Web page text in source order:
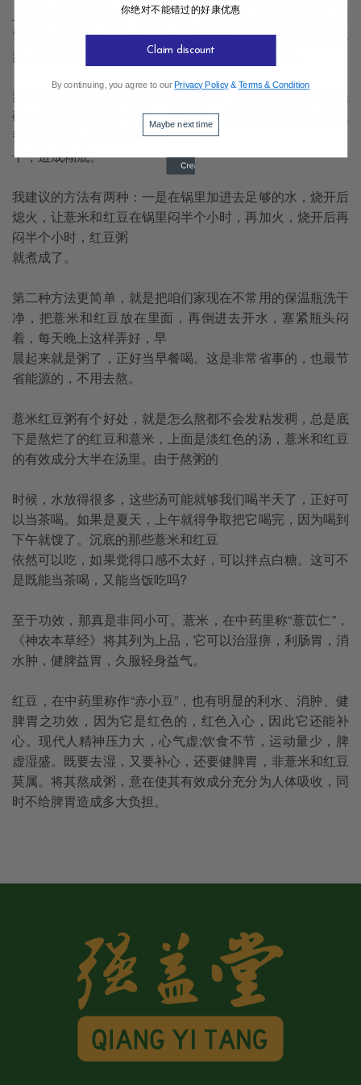
且能解决大问题的。一是薏米，一是红豆。这两种东西，不
需按什么比例，每次一样抓一把，洗干净后放在锅里面加水
熬。熬好后就是去湿健脾的佳品——薏米红豆粥了。
熬薏米红豆粥是有很多技巧和讲究的。薏米很硬，红豆也很
硬，如果放在锅里一直熬，大概熬一个多小时还不烂，很浪
费火或者电，而且搞不好还会把水烧
干，造成糊底。
我建议的方法有两种：一是在锅里加进去足够的水，烧开后
熄火，让薏米和红豆在锅里闷半个小时，再加火，烧开后再
闷半个小时，红豆粥
就煮成了。
第二种方法更简单，就是把咱们家现在不常用的保温瓶洗干
净，把薏米和红豆放在里面，再倒进去开水，塞紧瓶头闷
着，每天晚上这样弄好，早
晨起来就是粥了，正好当早餐喝。这是非常省事的，也最节
省能源的，不用去熬。
薏米红豆粥有个好处，就是怎么熬都不会发粘发稠，总是底
下是熬烂了的红豆和薏米，上面是淡红色的汤，薏米和红豆
的有效成分大半在汤里。由于熬粥的
时候，水放得很多，这些汤可能就够我们喝半天了，正好可
以当茶喝。如果是夏天，上午就得争取把它喝完，因为喝到
下午就馊了。沉底的那些薏米和红豆
依然可以吃，如果觉得口感不太好，可以拌点白糖。这可不
是既能当茶喝，又能当饭吃吗?
至于功效，那真是非同小可。薏米，在中药里称“薏苡仁”，
《神农本草经》将其列为上品，它可以治湿痹，利肠胃，消
水肿，健脾益胃，久服轻身益气。
红豆，在中药里称作“赤小豆”，也有明显的利水、消肿、健
脾胃之功效，因为它是红色的，红色入心，因此它还能补
心。现代人精神压力大，心气虚;饮食不节，运动量少，脾
虚湿盛。既要去湿，又要补心，还要健脾胃，非薏米和红豆
莫属。将其熬成粥，意在使其有效成分充分为人体吸收，同
时不给脾胃造成多大负担。
你绝对不能错过的好康优惠
Claim discount
By continuing, you agree to our Privacy Policy&Terms & Condition
Maybe next time